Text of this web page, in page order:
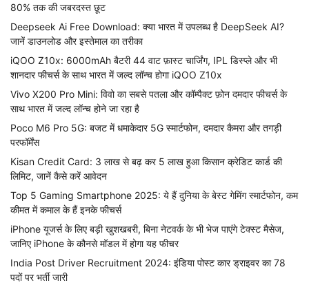
80% तक की जबरदस्त छूट
Deepseek Ai Free Download: क्या भारत में उपलब्ध है DeepSeek AI?
जानें डाउनलोड और इस्तेमाल का तरीका
iQOO Z10x: 6000mAh बैटरी 44 वाट फ़ास्ट चार्जिंग, IPL डिस्प्ले और भी
शानदार फीचर्स के साथ भारत में जल्द लॉन्च होगा iQOO Z10x
Vivo X200 Pro Mini: विवो का सबसे पतला और कॉम्पैक्ट फ़ोन दमदार फीचर्स के
साथ भारत में जल्द लॉन्च होने जा रहा है
Poco M6 Pro 5G: बजट में धमाकेदार 5G स्मार्टफोन, दमदार कैमरा और तगड़ी
परफॉर्मेंस
Kisan Credit Card: 3 लाख से बढ़ कर 5 लाख हुआ किसान क्रेडिट कार्ड की
लिमिट, जानें कैसे करें आवेदन
Top 5 Gaming Smartphone 2025: ये हैं दुनिया के बेस्ट गेमिंग स्मार्टफोन, कम
कीमत में कमाल के हैं इनके फीचर्स
iPhone यूजर्स के लिए बड़ी खुशखबरी, बिना नेटवर्क के भी भेज पाएंगे टेक्स्ट मैसेज,
जानिए iPhone के कौनसे मॉडल में होगा यह फीचर
India Post Driver Recruitment 2024: इंडिया पोस्ट कार ड्राइवर का 78
पदों पर भर्ती जारी